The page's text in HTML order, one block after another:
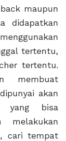
maupun
didapatkan
tertentu,
tertentu.
membuat
akan
yang bisa
melakukan
cari tempat